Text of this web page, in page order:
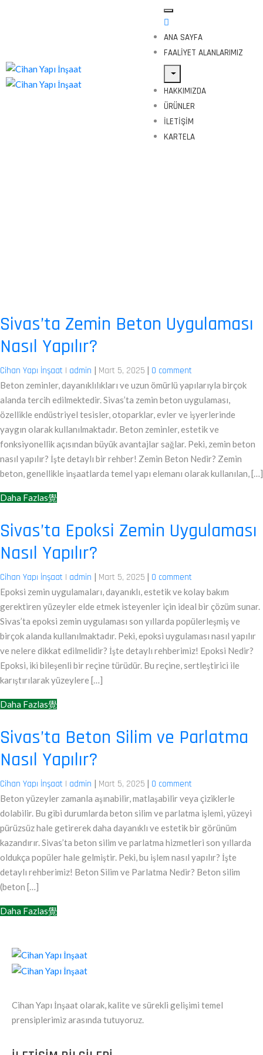
ANA SAYFA
FAALIYET ALANLARIMIZ
HAKKIMIZDA
ÜRÜNLER
İLETIŞIM
KARTELA
Sivas’ta Zemin Beton Uygulaması
Nasıl Yapılır?
Cihan Yapı İnşaat | admin | Mart 5, 2025 | 0 comment
Beton zeminler, dayanıklılıkları ve uzun ömürlü yapılarıyla birçok
alanda tercih edilmektedir. Sivas’ta zemin beton uygulaması,
özellikle endüstriyel tesisler, otoparklar, evler ve işyerlerinde
yaygın olarak kullanılmaktadır. Beton zeminler, estetik ve
fonksiyonellik açısından büyük avantajlar sağlar. Peki, zemin beton
nasıl yapılır? İşte detaylı bir rehber! Zemin Beton Nedir? Zemin
beton, genellikle inşaatlarda temel yapı elemanı olarak kullanılan, […]
Daha Fazlas覺
Sivas’ta Epoksi Zemin Uygulaması
Nasıl Yapılır?
Cihan Yapı İnşaat | admin | Mart 5, 2025 | 0 comment
Epoksi zemin uygulamaları, dayanıklı, estetik ve kolay bakım
gerektiren yüzeyler elde etmek isteyenler için ideal bir çözüm sunar.
Sivas’ta epoksi zemin uygulaması son yıllarda popülerleşmiş ve
birçok alanda kullanılmaktadır. Peki, epoksi uygulaması nasıl yapılır
ve nelere dikkat edilmelidir? İşte detaylı rehberimiz! Epoksi Nedir?
Epoksi, iki bileşenli bir reçine türüdür. Bu reçine, sertleştirici ile
karıştırılarak yüzeylere […]
Daha Fazlas覺
Sivas’ta Beton Silim ve Parlatma
Nasıl Yapılır?
Cihan Yapı İnşaat | admin | Mart 5, 2025 | 0 comment
Beton yüzeyler zamanla aşınabilir, matlaşabilir veya çiziklerle
dolabilir. Bu gibi durumlarda beton silim ve parlatma işlemi, yüzeyi
pürüzsüz hale getirerek daha dayanıklı ve estetik bir görünüm
kazandırır. Sivas’ta beton silim ve parlatma hizmetleri son yıllarda
oldukça popüler hale gelmiştir. Peki, bu işlem nasıl yapılır? İşte
detaylı rehberimiz! Beton Silim ve Parlatma Nedir? Beton silim
(beton […]
Daha Fazlas覺
Cihan Yapı İnşaat olarak, kalite ve sürekli gelişimi temel
prensiplerimiz arasında tutuyoruz.